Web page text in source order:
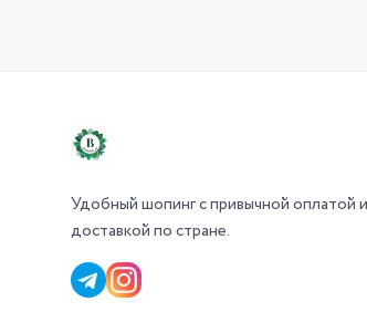
Удобный шопинг с привычной оплатой
доставкой по стране.